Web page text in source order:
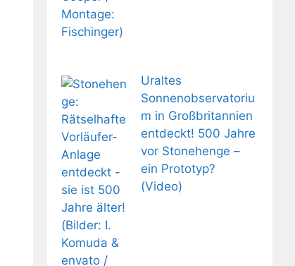
Uraltes
Sonnenobservatoriu
m in Großbritannien
entdeckt! 500 Jahre
vor Stonehenge –
ein Prototyp?
(Video)